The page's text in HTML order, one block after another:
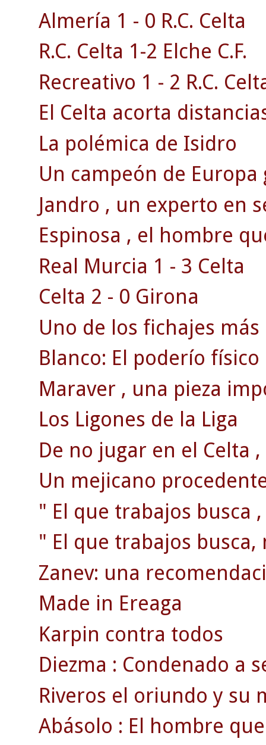
Almería 1 - 0 R.C. Celta
R.C. Celta 1-2 Elche C.F.
Recreativo 1 - 2 R.C.
El Celta acorta
La polémica de Isidro
Un campeón de Europa
Jandro , un experto en
Espinosa , el hombre
Real Murcia 1 - 3 Celta
Celta 2 - 0 Girona
Uno de los fichajes
Blanco: El poderío
Maraver , una pieza
Los Ligones de la Liga
De no jugar en el Celta
Un mejicano
" El que trabajos busca
" El que trabajos
Zanev: una
Made in Ereaga
Karpin contra todos
Diezma : Condenado a
Riveros el oriundo y su
Abásolo : El hombre